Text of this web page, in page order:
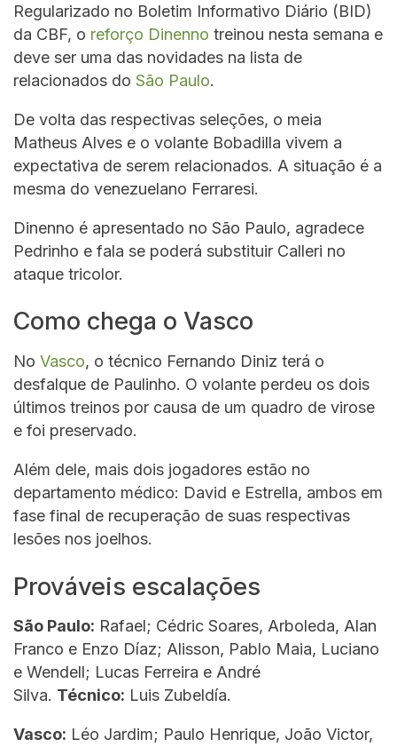
Regularizado no Boletim Informativo Diário (BID)
da CBF, o reforço Dinenno treinou nesta semana e
deve ser uma das novidades na lista de
relacionados do São Paulo.
De volta das respectivas seleções, o meia
Matheus Alves e o volante Bobadilla vivem a
expectativa de serem relacionados. A situação é a
mesma do venezuelano Ferraresi.
Dinenno é apresentado no São Paulo, agradece
Pedrinho e fala se poderá substituir Calleri no
ataque tricolor.
Como chega o Vasco
No Vasco, o técnico Fernando Diniz terá o
desfalque de Paulinho. O volante perdeu os dois
últimos treinos por causa de um quadro de virose
e foi preservado.
Além dele, mais dois jogadores estão no
departamento médico: David e Estrella, ambos em
fase final de recuperação de suas respectivas
lesões nos joelhos.
Prováveis escalações
São Paulo: Rafael; Cédric Soares, Arboleda, Alan
Franco e Enzo Díaz; Alisson, Pablo Maia, Luciano
e Wendell; Lucas Ferreira e André
Silva. Técnico: Luis Zubeldía.
Vasco: Léo Jardim; Paulo Henrique, João Victor,